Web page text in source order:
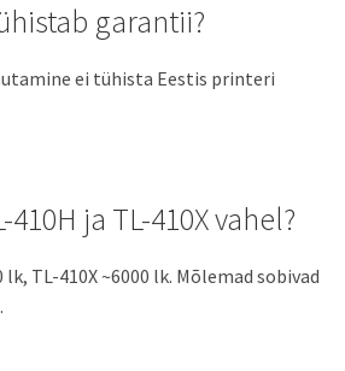
garantii?
ei tühista Eestis printeri
ja TL-410X vahel?
TL-410X ~6000 lk. Mõlemad sobivad